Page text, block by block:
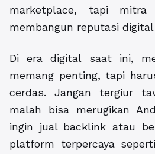
marketplace, tapi mitra
membangun reputasi digital
Di era digital saat ini,
memang penting, tapi
cerdas. Jangan tergiur
malah bisa merugikan
ingin jual backlink atau
platform terpercaya